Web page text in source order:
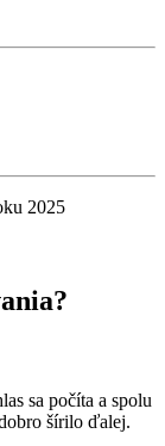
2025
sa počíta a spolu
šírilo ďalej.